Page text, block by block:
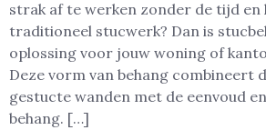
strak af te werken zonder de tijd en
traditioneel stucwerk? Dan is
oplossing voor jouw woning of
Deze vorm van behang combineert
gestucte wanden met de eenvoud
behang. […]